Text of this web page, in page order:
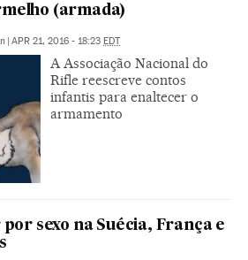
(armada)
| APR 21, 2016 - 18:23 EDT
A Associação Nacional do
Rifle reescreve contos
infantis para enaltecer o
armamento
sexo na Suécia, França e